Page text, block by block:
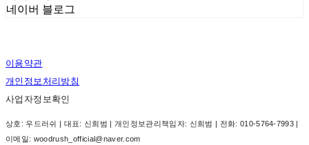
네이버 블로그
이용약관
개인정보처리방침
사업자정보확인
상호: 우드러쉬 | 대표: 신희범 | 개인정보관리책임자: 신희범 | 전화: 010-5764-7993 |
이메일: woodrush_official@naver.com